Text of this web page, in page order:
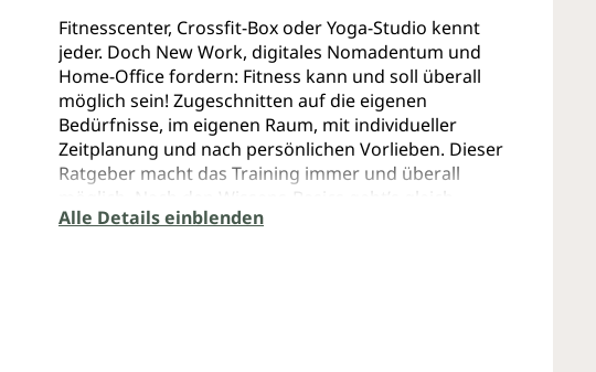
Fitnesscenter, Crossfit-Box oder Yoga-Studio kennt
jeder. Doch New Work, digitales Nomadentum und
Home-Office fordern: Fitness kann und soll überall
möglich sein! Zugeschnitten auf die eigenen
Bedürfnisse, im eigenen Raum, mit individueller
Zeitplanung und nach persönlichen Vorlieben. Dieser
Ratgeber macht das Training immer und überall
möglich. Nach den Wissens-Basics geht’s gleich
mitten rein ins Fitnessvergnügen! 33 Workouts
Alle Details einblenden